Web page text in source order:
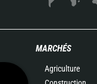
MARCHÉS
Agriculture